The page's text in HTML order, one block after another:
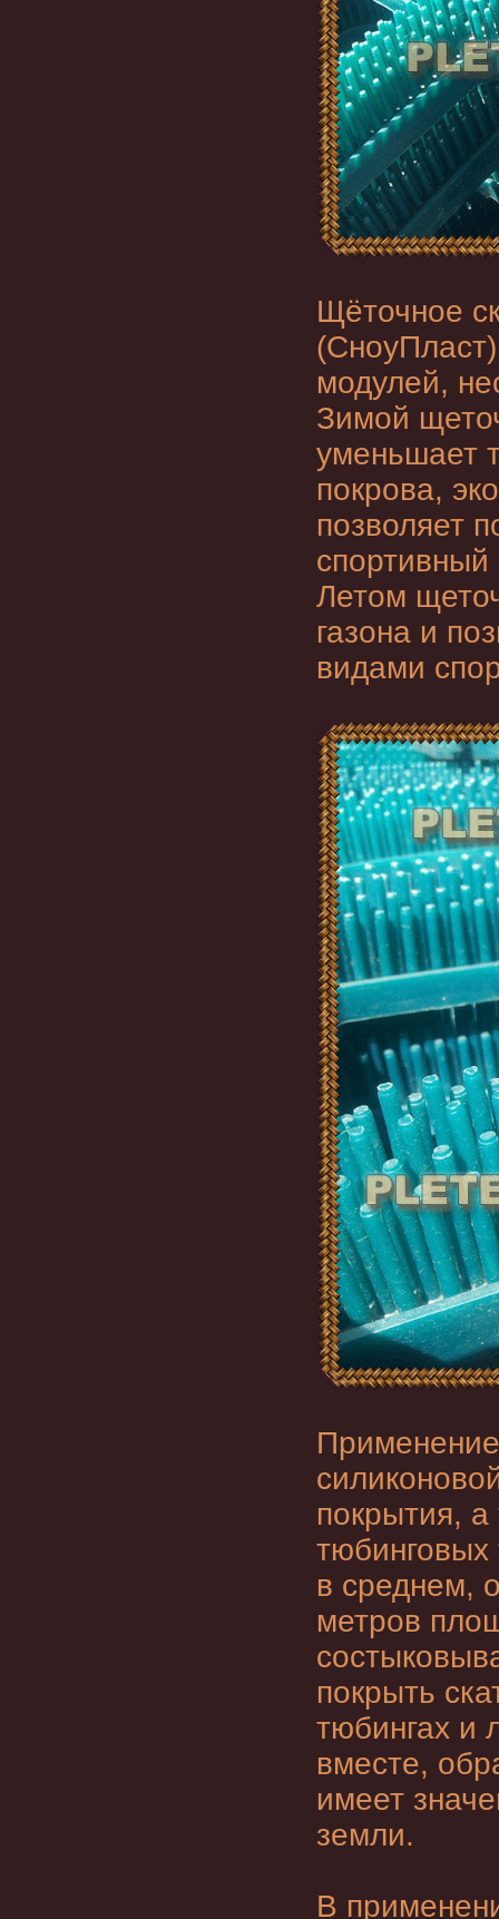
Щёточное
модулей,
Зимой
уменьшает
покрова,
позволяет
Летом
газона и
видами
покрытия, а
в среднем,
метров
покрыть
тюбингах и
вместе,
имеет
земли.
В